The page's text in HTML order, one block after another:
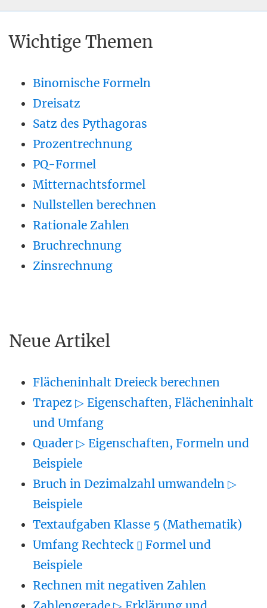
Wichtige Themen
Binomische Formeln
Dreisatz
Satz des Pythagoras
Prozentrechnung
PQ-Formel
Mitternachtsformel
Nullstellen berechnen
Rationale Zahlen
Bruchrechnung
Zinsrechnung
Neue Artikel
Flächeninhalt Dreieck berechnen
Trapez ▷ Eigenschaften, Flächeninhalt
und Umfang
Quader ▷ Eigenschaften, Formeln und
Beispiele
Bruch in Dezimalzahl umwandeln ▷
Beispiele
Textaufgaben Klasse 5 (Mathematik)
Umfang Rechteck ▯ Formel und
Beispiele
Rechnen mit negativen Zahlen